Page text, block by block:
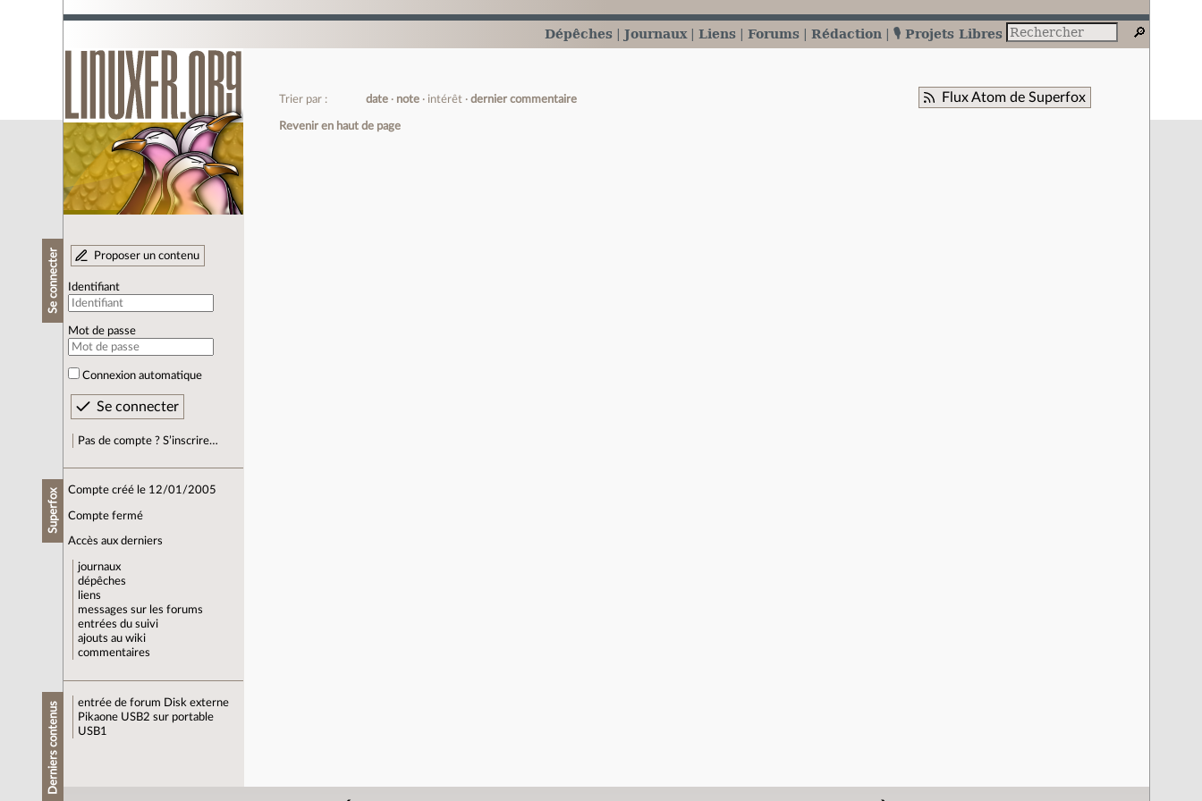
Dépêches Journaux Liens Forums Rédaction 🎙️ Projets Libres
Se connecter Proposer un contenu
Identifiant
Mot de passe
Connexion automatique
Pas de compte ? S’inscrire…
Superfox Compte créé le 12/01/2005
Compte fermé
Accès aux derniers
journaux
dépêches
liens
messages sur les forums
entrées du suivi
ajouts au wiki
commentaires
Derniers contenus entrée de forum Disk externe
Pikaone USB2 sur portable
USB1
Flux Atom de Superfox
Trier par : date note intérêt dernier commentaire
Revenir en haut de page